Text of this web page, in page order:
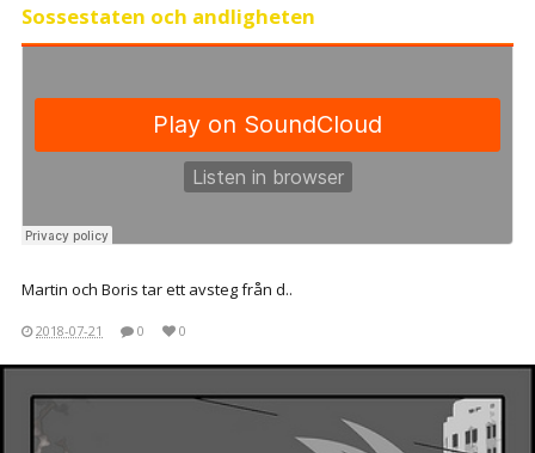
Sossestaten och andligheten
Martin och Boris tar ett avsteg från d..
2018-07-21 0 0